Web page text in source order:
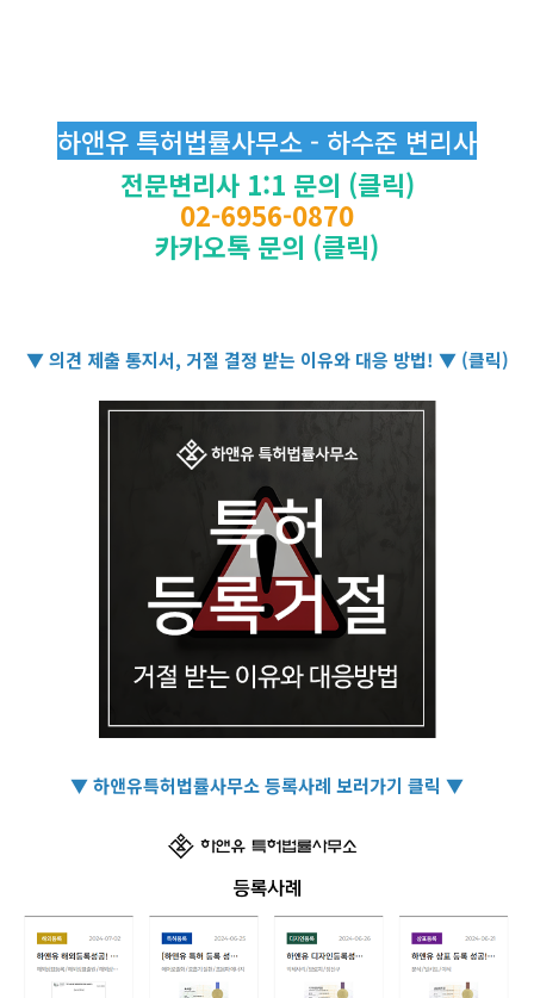
하앤유 특허법률사무소 - 하수준 변리사
전문변리사 1:1 문의 (클릭)
02-6956-0870
카카오톡 문의 (클릭)
▼ 의견 제출 통지서, 거절 결정 받는 이유와 대응 방법! ▼ (클릭)
▼ 하앤유특허법률사무소 등록사례 보러가기 클릭 ▼